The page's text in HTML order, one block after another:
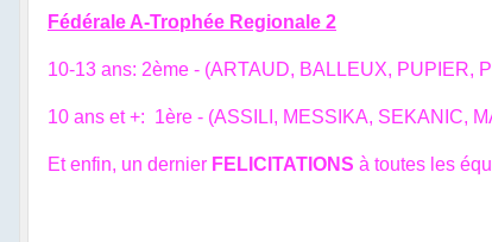
Fédérale A-Trophée Regionale 2
10-13 ans: 2ème - (ARTAUD, BALLEUX, PUPIER,
10 ans et +: 1ère - (ASSILI, MESSIKA, SEKANIC,
Et enfin, un dernier FELICITATIONS à toutes les